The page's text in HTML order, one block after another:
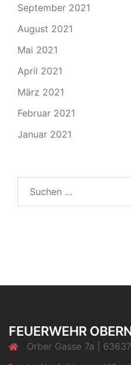
September 2021
August 2021
Mai 2021
April 2021
März 2021
Februar 2021
Januar 2021
FEUERWEHR
Orber Gasse 7a |